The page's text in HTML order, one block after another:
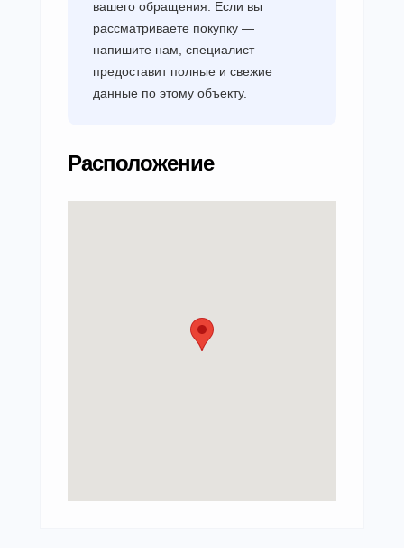
вашего обращения. Если вы
рассматриваете покупку —
напишите нам, специалист
предоставит полные и свежие
данные по этому объекту.
Расположение